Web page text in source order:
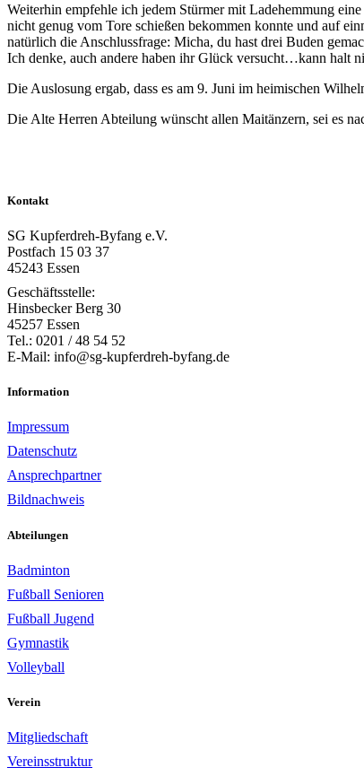
Weiterhin empfehle ich jedem Stürmer mit Ladehemmung
nicht genug vom Tore schießen bekommen konnte und auf
natürlich die Anschlussfrage: Micha, du hast drei Buden
Ich denke, auch andere haben ihr Glück versucht…kann halt
Die Auslosung ergab, dass es am 9. Juni im heimischen
Die Alte Herren Abteilung wünscht allen Maitänzern, sei es
Kontakt
SG Kupferdreh-Byfang e.V.
Postfach 15 03 37
45243 Essen
Geschäftsstelle:
Hinsbecker Berg 30
45257 Essen
Tel.: 0201 / 48 54 52
E-Mail: info@sg-kupferdreh-byfang.de
Information
Impressum
Datenschutz
Ansprechpartner
Bildnachweis
Abteilungen
Badminton
Fußball Senioren
Fußball Jugend
Gymnastik
Volleyball
Verein
Mitgliedschaft
Vereinsstruktur